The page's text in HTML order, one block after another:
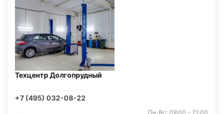
Техцентр Долгопрудный
+7 (495) 032-08-22
Пн-Вс: 09:00 - 21:00